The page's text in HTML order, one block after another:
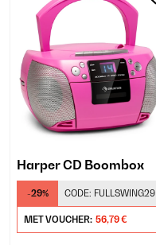
Harper CD Boombox
-29% CODE: FULLSWING29
MET VOUCHER: 56,79 €